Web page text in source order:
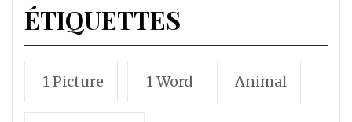
ÉTIQUETTES
1 Picture 1 Word Animal